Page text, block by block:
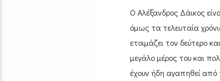
Ο Αλέξανδρος Δάικος
όμως τα τελευταία
ετοιμάζει τον δεύτερο
μεγάλο μέρος του και
έχουν ήδη αγαπηθεί από